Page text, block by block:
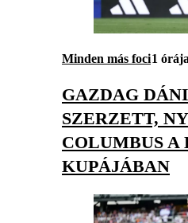
Minden más foci1 órája
GAZDAG
SZERZETT,
COLUMBUS
KUPÁJÁBAN